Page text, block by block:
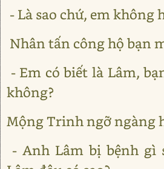
- Là sao chứ, em không
Nhân tấn công hộ bạn
- Em có biết là Lâm,
không?
Mộng Trinh ngỡ ngàng
- Anh Lâm bị bệnh gì